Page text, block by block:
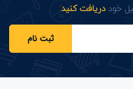
خود دریافت کنید.
ثبت نام